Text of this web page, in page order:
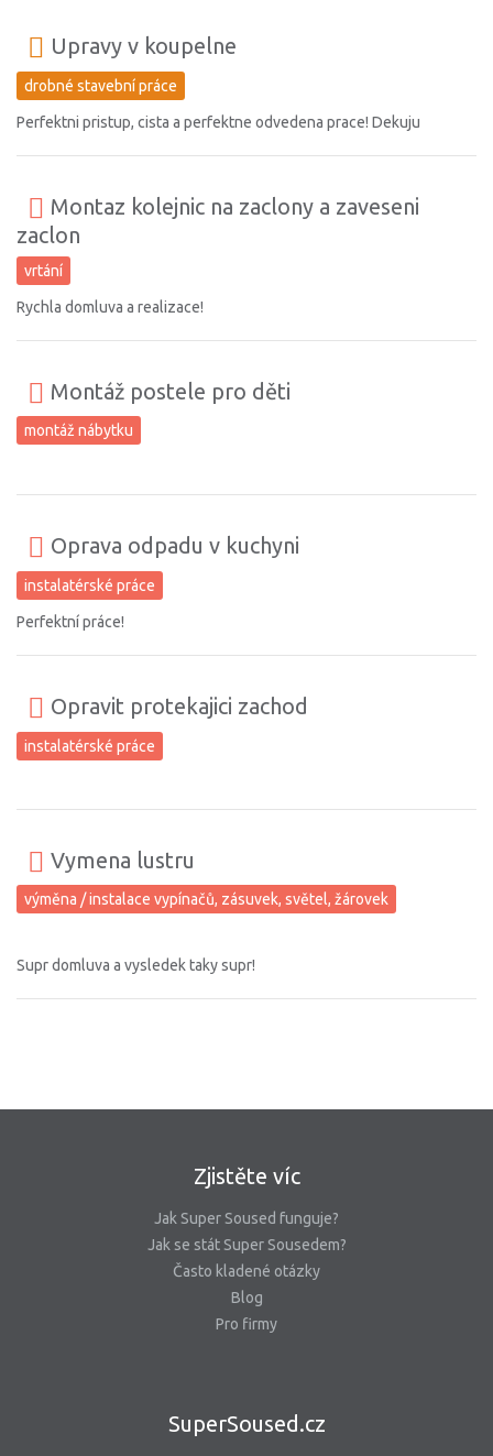
Upravy v koupelne
drobné stavební práce
Perfektni pristup, cista a perfektne odvedena prace! Dekuju
Montaz kolejnic na zaclony a zaveseni
zaclon
vrtání
Rychla domluva a realizace!
Montáž postele pro děti
montáž nábytku
Oprava odpadu v kuchyni
instalatérské práce
Perfektní práce!
Opravit protekajici zachod
instalatérské práce
Vymena lustru
výměna / instalace vypínačů, zásuvek, světel, žárovek
Supr domluva a vysledek taky supr!
Zjistěte víc
Jak Super Soused funguje?
Jak se stát Super Sousedem?
Často kladené otázky
Blog
Pro firmy
SuperSoused.cz